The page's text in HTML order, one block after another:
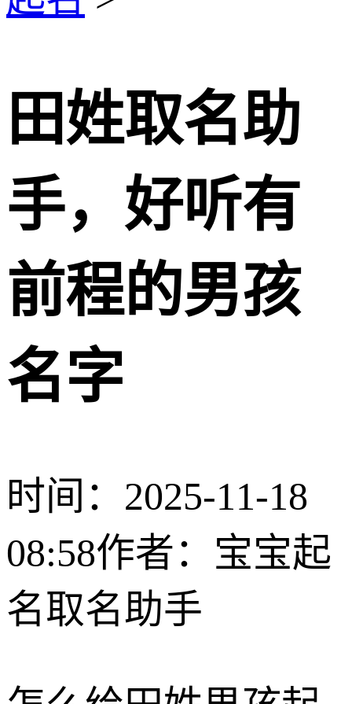
田姓取名助
手，好听有
前程的男孩
名字
时间：2025-11-18
08:58作者：宝宝起
名取名助手